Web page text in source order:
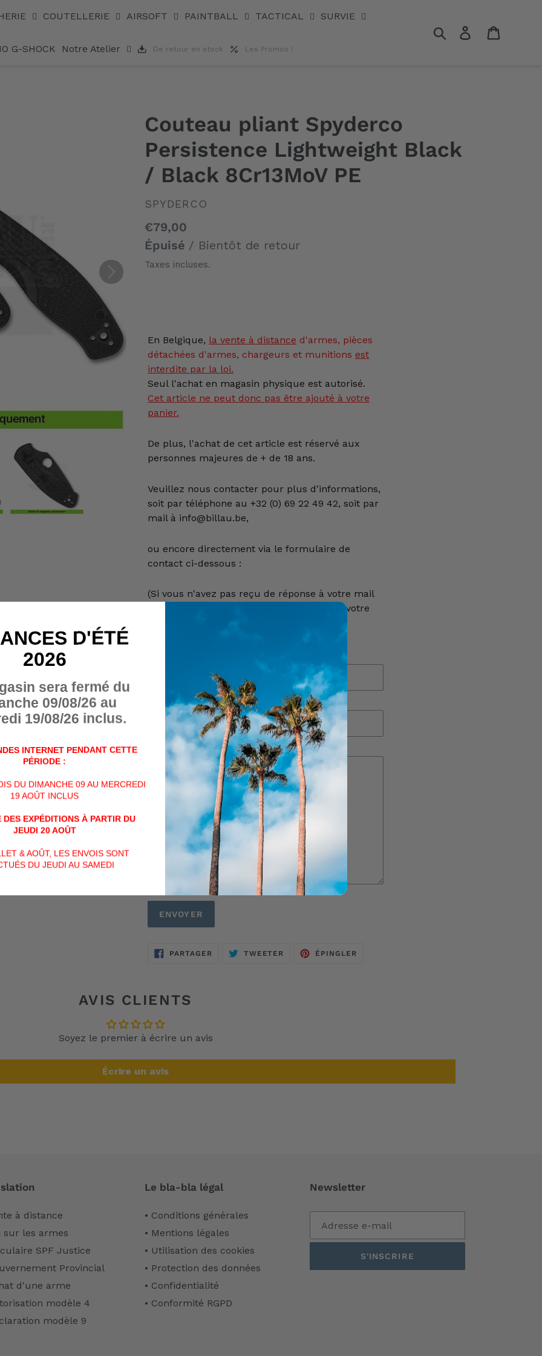
COUTELLERIE AIRSOFT PAINTBALL TACTICAL SURVIE
G-SHOCK Notre Atelier De retour en stock Les Promos !
RechercherSe connecter
Couteau pliant Spyderco
Persistence Lightweight Black
/ Black 8Cr13MoV PE
DISTRIBUTEUR
SPYDERCO
Prix
normal
€79,00
Épuisé / Bientôt de retour
Taxes incluses.
produit
à
votre
panier
En Belgique, la vente à distance d'armes, pièces
détachées d'armes, chargeurs et munitions est
interdite par la loi.
Seul l'achat en magasin physique est autorisé.
Cet article ne peut donc pas être ajouté à votre
panier.
De plus, l'achat de cet article est réservé aux
personnes majeures de + de 18 ans.
Veuillez nous contacter pour plus d'informations,
soit par téléphone au +32 (0) 69 22 49 42, soit par
mail à info@billau.be,
ou encore directement via le formulaire de
contact ci-dessous :
(Si vous n'avez pas reçu de réponse à votre mail
ou formulaire de contact, veuillez vérifier votre
Numéro de téléphone
Message
PARTAGERPARTAGERTWEETER TWEETERÉPINGLER
AVIS CLIENTS
Soyez le premier à écrire un avis
Écrire un avis
à distance
sur les armes
SPF Justice
Provincial
d'une arme
modèle 4
modèle 9
Le bla-bla légal
• Conditions générales
• Mentions légales
• Utilisation des cookies
• Protection des données
• Confidentialité
• Conformité RGPD
Newsletter
S'INSCRIRE
D'ÉTÉ
2026
sera fermé du
09/08/26 au
19/08/26 inclus.
INTERNET PENDANT CETTE
PÉRIODE :
DU DIMANCHE 09 AU MERCREDI
19 AOÛT INCLUS
DES EXPÉDITIONS À PARTIR DU
JEUDI 20 AOÛT
& AOÛT, LES ENVOIS SONT
DU JEUDI AU SAMEDI